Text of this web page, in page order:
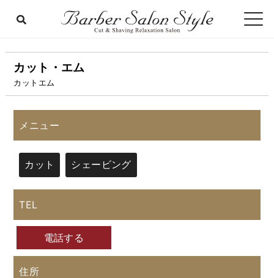
カット・エム
カットエム
メニュー
カット シェービング
TEL
電話する
住所